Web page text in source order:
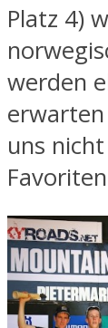
Platz 4)
werden
uns